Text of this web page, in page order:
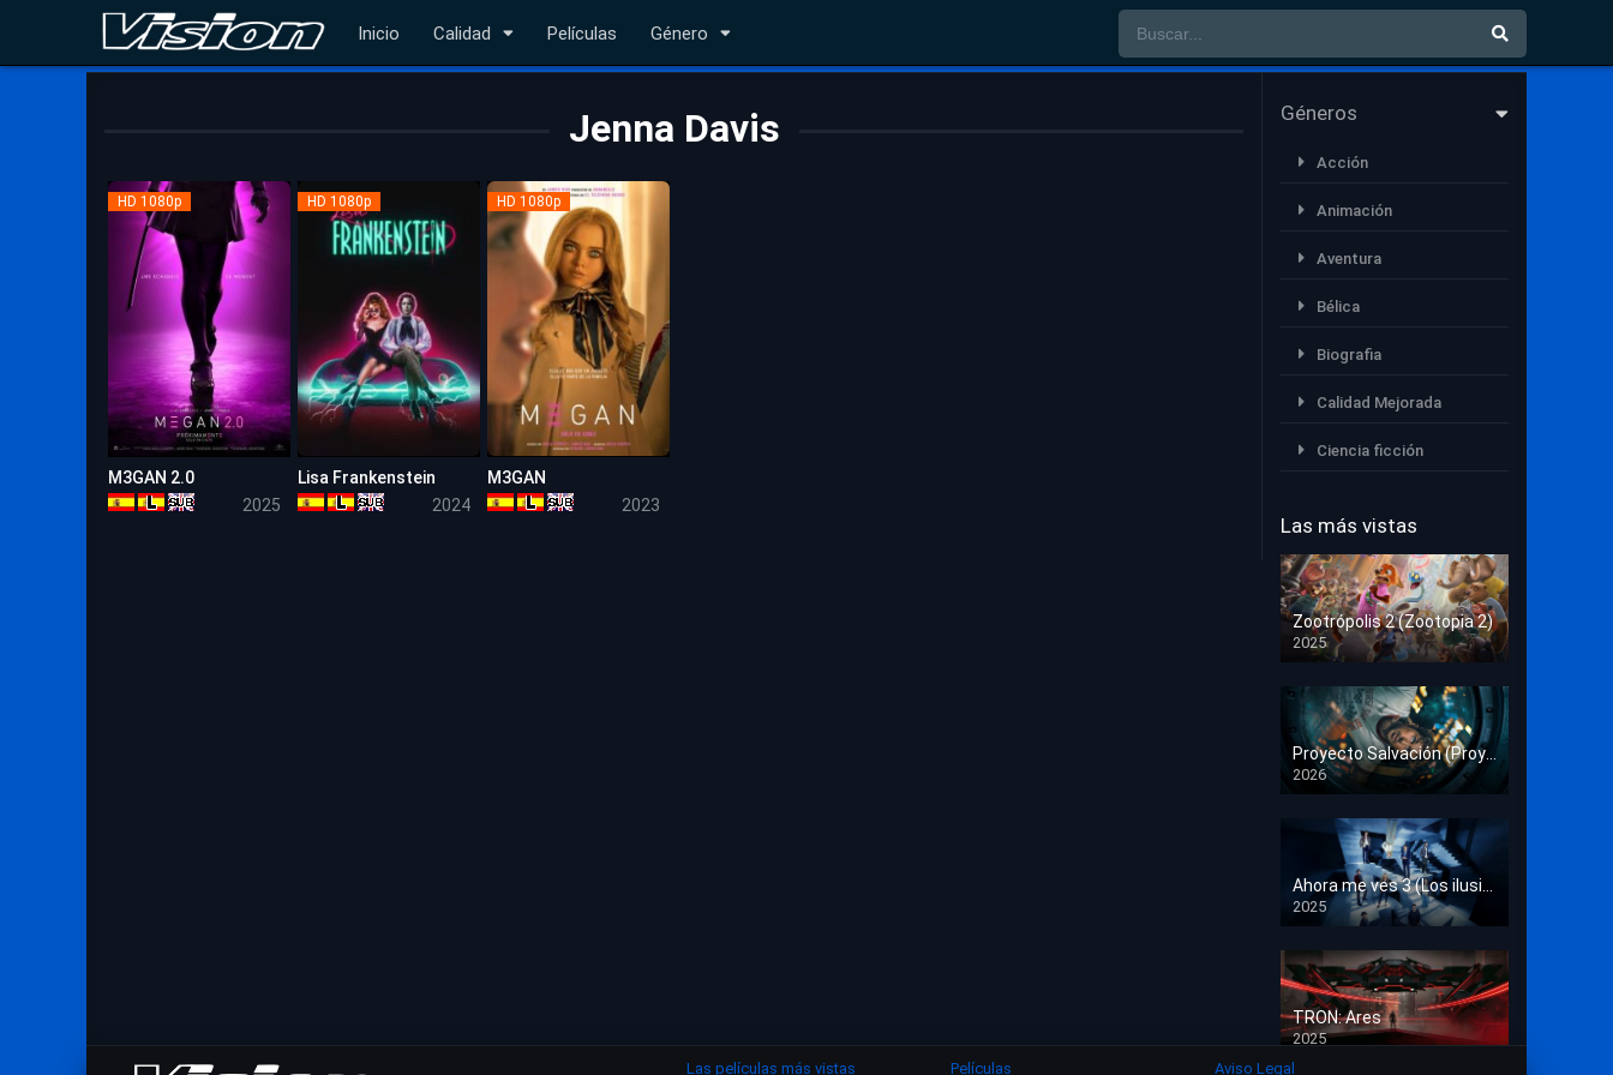
Inicio Calidad Películas Género
Jenna Davis
HD 1080p
M3GAN 2.0
2025
HD 1080p
Lisa Frankenstein
2024
HD 1080p
M3GAN
2023
Géneros
Acción
Animación
Aventura
Bélica
Biografia
Calidad Mejorada
Ciencia ficción
Deporte
Documental
Drama
Estrénos en Cine
Familia
Familiar
Fantasía
Guerra
Historia
Misterio
Las más vistas
Zootrópolis 2 (Zootopia 2)
2025
HD 1080p
2026
HD 1080p
2025
HD 1080p
TRON: Ares
2025
HD 1080p
Las películas más vistas Películas Aviso Legal